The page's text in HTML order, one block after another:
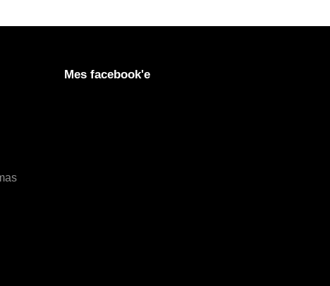
Mes facebook'e